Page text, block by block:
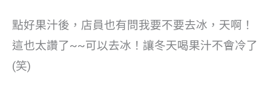
點好果汁後，店員也有問我要不要去冰，天啊！
這也太讚了~~可以去冰！讓冬天喝果汁不會冷了
(笑)